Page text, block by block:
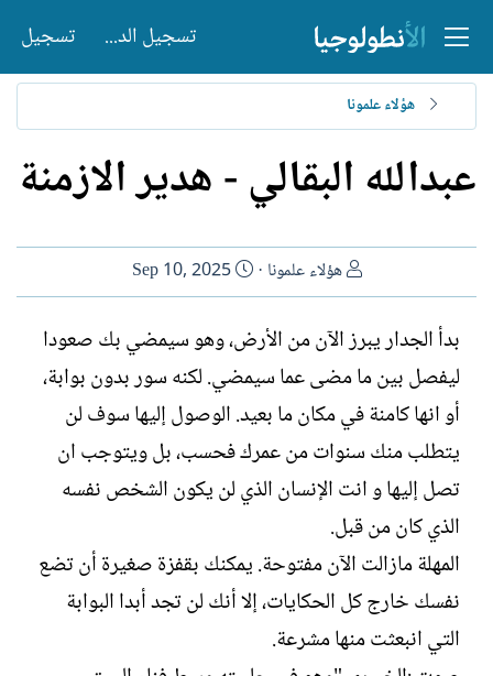
تسجيل الدخول تسجيل
هؤلاء علمونا
عبدالله البقالي - هدير الازمنة
ا
ل
ك
ا
ت
هؤلاء علمونا
ت
ا
ي
خ
ا
ل
إ
ش
ء
Sep 10, 2025
بدأ الجدار يبرز الآن من الأرض، وهو سيمضي بك صعودا
ليفصل بين ما مضى عما سيمضي. لكنه سور بدون بوابة،
أو انها كامنة في مكان ما بعيد. الوصول إليها سوف لن
يتطلب منك سنوات من عمرك فحسب، بل ويتوجب ان
تصل إليها و انت الإنسان الذي لن يكون الشخص نفسه
الذي كان من قبل.
المهلة مازالت الآن مفتوحة. يمكنك بقفزة صغيرة أن تضع
نفسك خارج كل الحكايات، إلا أنك لن تجد أبدا البوابة
التي انبعثت منها مشرعة.